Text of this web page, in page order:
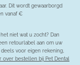
Dit wordt gewaarborgd
vanaf €
niet wat u zocht? Dan
retourlabel aan om uw
voor eigen rekening,
over bestellen bij Pet Dental